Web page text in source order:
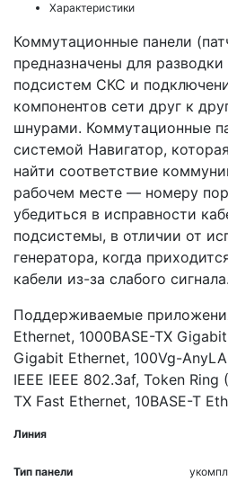
Характеристики
Коммутационные панели
предназначены для
подсистем СКС и
компонентов сети друг к
шнурами. Коммутационные
системой Навигатор,
найти соответствие
рабочем месте — номеру
убедиться в исправности
подсистемы, в отличии от
генератора, когда
кабели из-за слабого сигнала.
Поддерживаемые
Ethernet, 1000BASE-TX
Gigabit Ethernet, 100Vg-
IEEE IEEE 802.3af, Token Ring
TX Fast Ethernet, 10BASE-T
Линия
Тип панели